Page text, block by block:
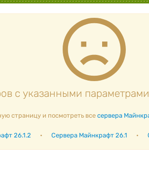
с указанными
страницу и посмотреть всесервера
26.1.2 • Сервера Майнкрафт 26.1 •